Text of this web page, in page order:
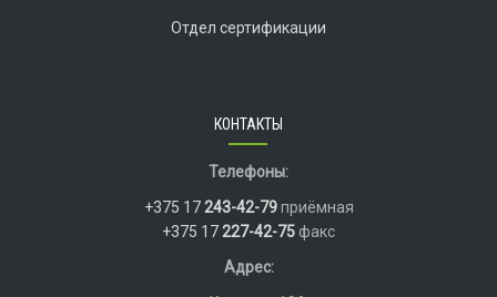
Отдел сертификации
КОНТАКТЫ
Телефоны:
+375 17243-42-79приёмная
+375 17227-42-75факс
Адрес: